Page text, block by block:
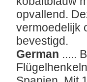
opvallend.
vermoedelijk
bevestigd.
German .....